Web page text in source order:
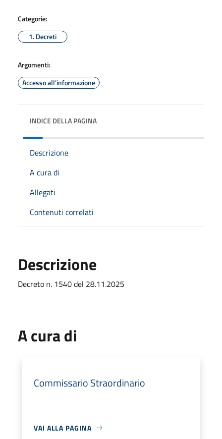
Categorie:
1. Decreti
Argomenti:
Accesso all'informazione
INDICE DELLA PAGINA
Descrizione
A cura di
Allegati
Contenuti correlati
Descrizione
Decreto n. 1540 del 28.11.2025
A cura di
Commissario Straordinario
VAI ALLA PAGINA